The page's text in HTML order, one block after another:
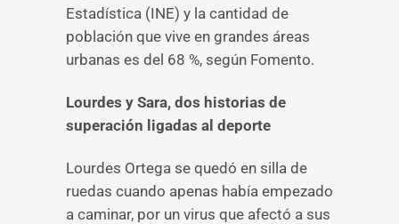
Estadística (INE) y la cantidad de
población que vive en grandes áreas
urbanas es del 68 %, según Fomento.
Lourdes y Sara, dos historias de
superación ligadas al deporte
Lourdes Ortega se quedó en silla de
ruedas cuando apenas había empezado
a caminar, por un virus que afectó a sus